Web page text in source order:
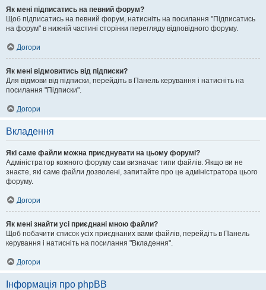
Як мені підписатись на певний форум?
Щоб підписатись на певний форум, натисніть на посилання "Підписатись
на форум" в нижній частині сторінки перегляду відповідного форуму.
Догори
Як мені відмовитись від підписки?
Для відмови від підписки, перейдіть в Панель керування і натисніть на
посилання "Підписки".
Догори
Вкладення
Які саме файли можна приєднувати на цьому форумі?
Адміністратор кожного форуму сам визначає типи файлів. Якщо ви не
знаєте, які саме файли дозволені, запитайте про це адміністратора цього
форуму.
Догори
Як мені знайти усі приєднані мною файли?
Щоб побачити список усіх приєднаних вами файлів, перейдіть в Панель
керування і натисніть на посилання "Вкладення".
Догори
Інформація про phpBB